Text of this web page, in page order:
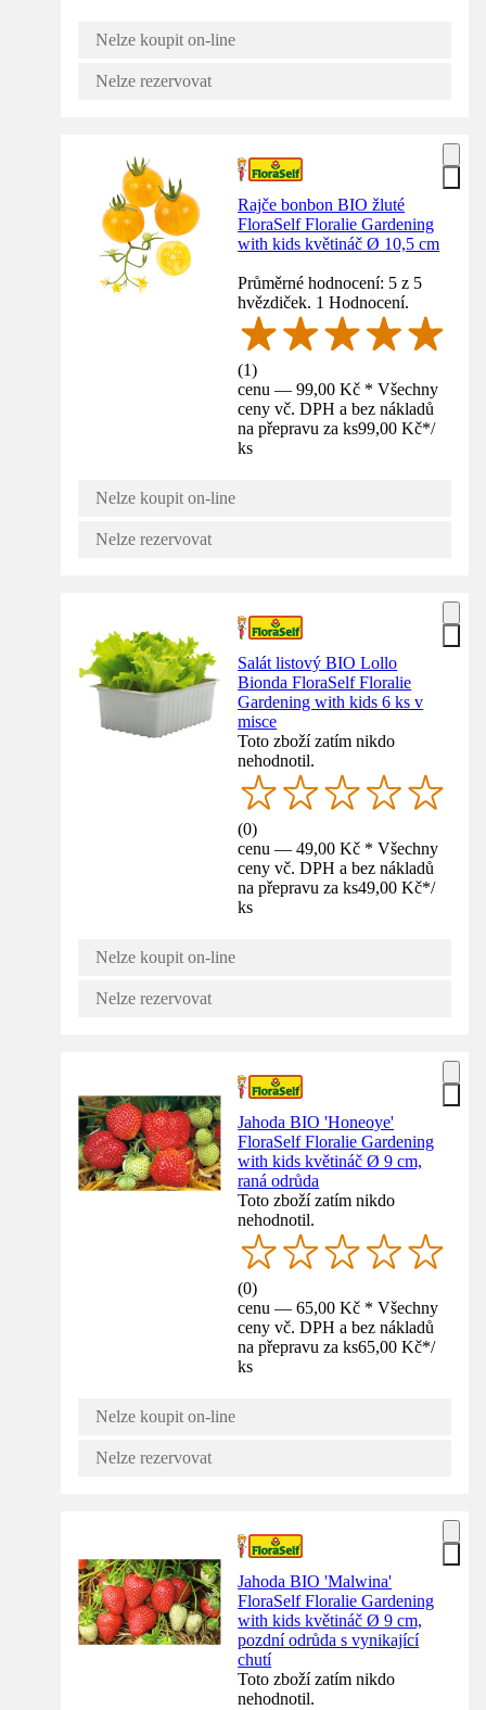
Nelze koupit on-line
Nelze rezervovat
Rajče bonbon BIO žluté
FloraSelf Floralie Gardening
with kids květináč Ø 10,5 cm
Průměrné hodnocení: 5 z 5
hvězdiček. 1 Hodnocení.
(1)
cenu — 99,00 Kč * Všechny
ceny vč. DPH a bez nákladů
na přepravu za ks99,00 Kč*/
ks
Nelze koupit on-line
Nelze rezervovat
Salát listový BIO Lollo
Bionda FloraSelf Floralie
Gardening with kids 6 ks v
misce
Toto zboží zatím nikdo
nehodnotil.
(0)
cenu — 49,00 Kč * Všechny
ceny vč. DPH a bez nákladů
na přepravu za ks49,00 Kč*/
ks
Nelze koupit on-line
Nelze rezervovat
Jahoda BIO 'Honeoye'
FloraSelf Floralie Gardening
with kids květináč Ø 9 cm,
raná odrůda
Toto zboží zatím nikdo
nehodnotil.
(0)
cenu — 65,00 Kč * Všechny
ceny vč. DPH a bez nákladů
na přepravu za ks65,00 Kč*/
ks
Nelze koupit on-line
Nelze rezervovat
Jahoda BIO 'Malwina'
FloraSelf Floralie Gardening
with kids květináč Ø 9 cm,
pozdní odrůda s vynikající
chutí
Toto zboží zatím nikdo
nehodnotil.